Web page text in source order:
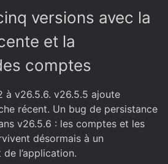
versions avec la
et la
comptes
à v26.5.6. v26.5.5 ajoute
récent. Un bug de persistance
v26.5.6 : les comptes et les
désormais à un
l’application.